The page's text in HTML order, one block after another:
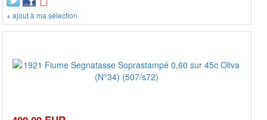
+ ajout à ma sélection